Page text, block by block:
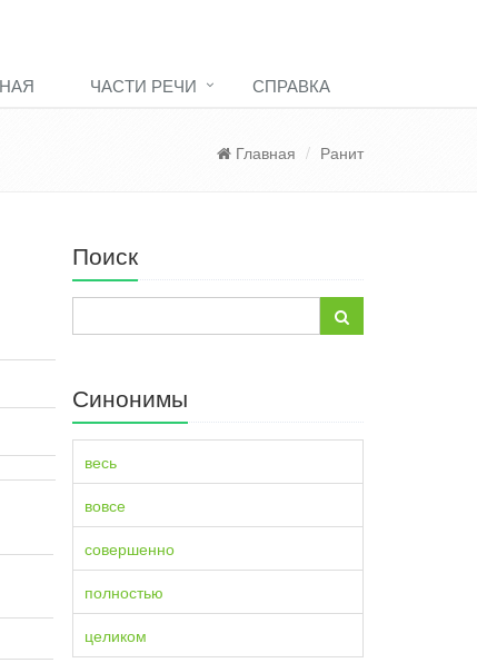
ЧАСТИ РЕЧИ СПРАВКА
Главная Ранит
Поиск
Синонимы
весь
вовсе
совершенно
полностью
целиком